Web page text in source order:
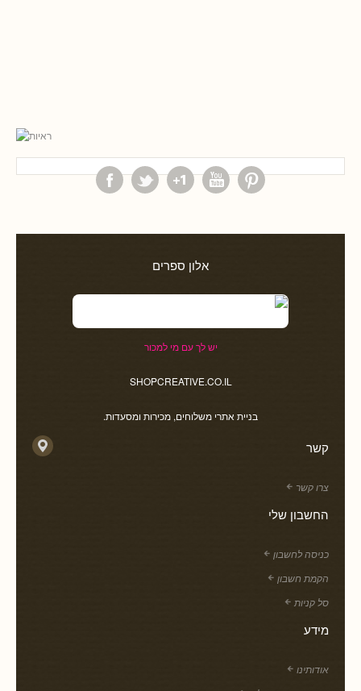
אלון ספרים
יש לך עם מי למכור
SHOPCREATIVE.CO.IL
בניית אתרי משלוחים, מכירות ומסעדות.
קשר
צרו קשר
החשבון שלי
כניסה לחשבון
הקמת חשבון
סל קניות
מידע
אודותינו